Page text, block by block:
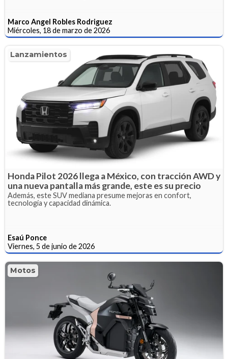
Marco Angel Robles Rodriguez
Miércoles, 18 de marzo de 2026
Lanzamientos
Honda Pilot 2026 llega a México, con tracción AWD y
una nueva pantalla más grande, este es su precio
Además, este SUV mediana presume mejoras en confort,
tecnología y capacidad dinámica.
Esaú Ponce
Viernes, 5 de junio de 2026
Motos